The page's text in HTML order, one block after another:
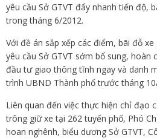
yêu cầu Sở GTVT đẩy nhanh tiến độ,
trong tháng 6/2012.
Với đề án sắp xếp các điểm, bãi đỗ
yêu cầu Sở GTVT sớm bổ sung, hoàn
đầu tư giao thông tĩnh ngay và danh
trình UBND Thành phố trước tháng
Liên quan đến việc thực hiện chỉ đạo
trông giữ xe tại 262 tuyến phố, Phó
hoan nghênh, biểu dương Sở GTVT,